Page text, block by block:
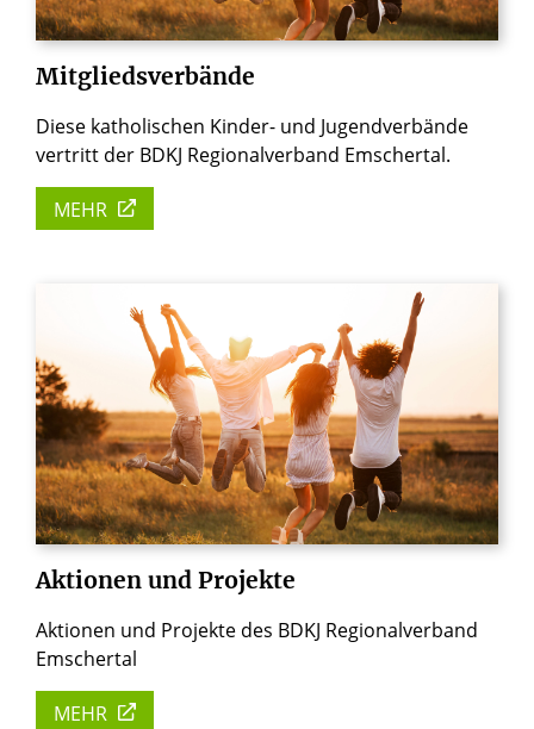
Mitgliedsverbände
Diese katholischen Kinder- und Jugendverbände
vertritt der BDKJ Regionalverband Emschertal.
MEHR
Aktionen und Projekte
Aktionen und Projekte des BDKJ Regionalverband
Emschertal
MEHR